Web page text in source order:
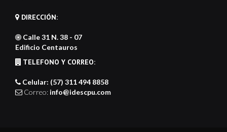
DIRECCIÓN:
Calle 31 N. 38 - 07
Edificio Centauros
TELEFONO Y CORREO:
Celular: (57) 311 494 8858
Correo: info@idescpu.com